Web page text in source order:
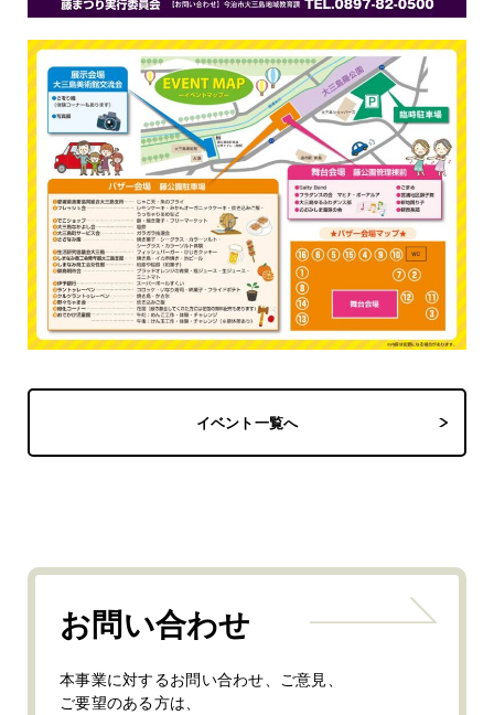
イベント一覧へ
お問い合わせ
本事業に対するお問い合わせ、ご意見、
ご要望のある方は、